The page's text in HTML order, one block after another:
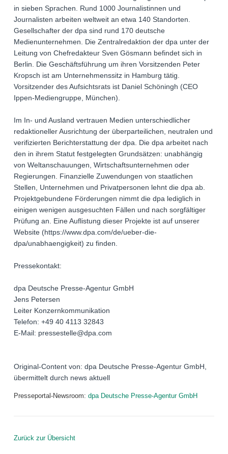
in sieben Sprachen. Rund 1000 Journalistinnen und
Journalisten arbeiten weltweit an etwa 140 Standorten.
Gesellschafter der dpa sind rund 170 deutsche
Medienunternehmen. Die Zentralredaktion der dpa unter der
Leitung von Chefredakteur Sven Gösmann befindet sich in
Berlin. Die Geschäftsführung um ihren Vorsitzenden Peter
Kropsch ist am Unternehmenssitz in Hamburg tätig.
Vorsitzender des Aufsichtsrats ist Daniel Schöningh (CEO
Ippen-Mediengruppe, München).
Im In- und Ausland vertrauen Medien unterschiedlicher
redaktioneller Ausrichtung der überparteilichen, neutralen und
verifizierten Berichterstattung der dpa. Die dpa arbeitet nach
den in ihrem Statut festgelegten Grundsätzen: unabhängig
von Weltanschauungen, Wirtschaftsunternehmen oder
Regierungen. Finanzielle Zuwendungen von staatlichen
Stellen, Unternehmen und Privatpersonen lehnt die dpa ab.
Projektgebundene Förderungen nimmt die dpa lediglich in
einigen wenigen ausgesuchten Fällen und nach sorgfältiger
Prüfung an. Eine Auflistung dieser Projekte ist auf unserer
Website (https://www.dpa.com/de/ueber-die-
dpa/unabhaengigkeit) zu finden.
Pressekontakt:
dpa Deutsche Presse-Agentur GmbH
Jens Petersen
Leiter Konzernkommunikation
Telefon: +49 40 4113 32843
E-Mail: pressestelle@dpa.com
Original-Content von: dpa Deutsche Presse-Agentur GmbH,
übermittelt durch news aktuell
Presseportal-Newsroom: dpa Deutsche Presse-Agentur GmbH
Zurück zur Übersicht